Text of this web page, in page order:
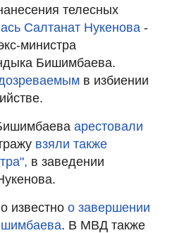
телесных
Салтанат Нукенова -
министра
Бишимбаева.
в избиении
арестовали
взяли также
в заведении
известно о завершении
. В МВД также